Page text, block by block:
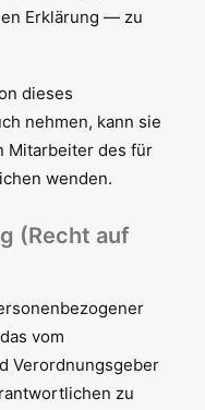
Erklärung — zu
dieses
nehmen, kann sie
Mitarbeiter des für
wenden.
(Recht auf
vom
Verordnungsgeber
zu